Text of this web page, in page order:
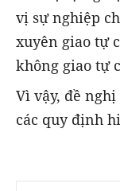
vị sự nghiệp
xuyên giao tự
không giao tự
Vì vậy, đề
các quy định